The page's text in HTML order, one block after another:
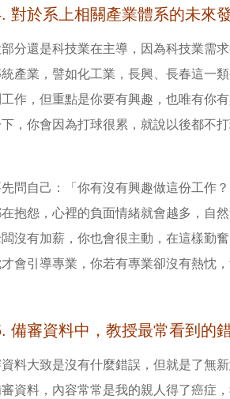
對於系上相關產業體系的未來
分還是科技業在主導，因為科技業需
產業，譬如化工業，長興、長春這一
作，但重點是你要有興趣，也唯有你
，你會因為打球很累，就說以後都不
問自己：「你有沒有興趣做這份工作
抱怨，心裡的負面情緒就會越多，自
沒有加薪，你也會很主動，在這樣勤
會引導專業，你若有專業卻沒有熱忱
備審資料中，教授最常看到的
料大致是沒有什麼錯誤，但就是了無
資料，內容常常是我的親人得了癌症